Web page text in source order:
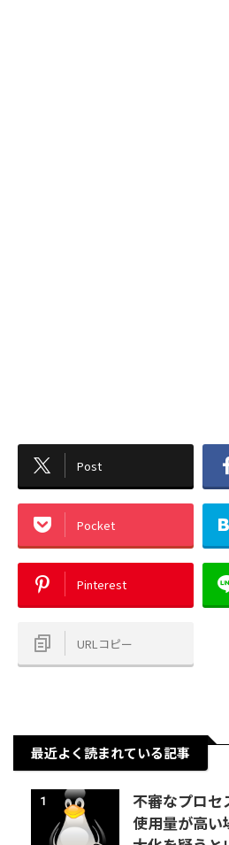
Post
Pocket
Pinterest
URLコピー
最近よく読まれている記事
1
不審なプロセ
使用量が高